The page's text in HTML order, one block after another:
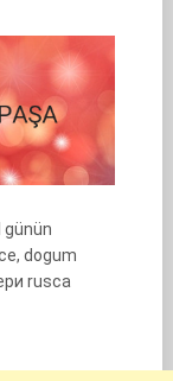
günün
dogum
rusca